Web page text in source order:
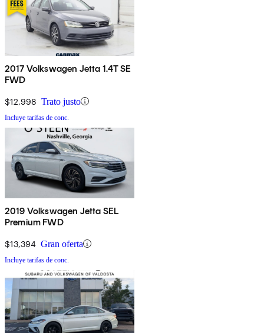
2017 Volkswagen Jetta 1.4T SE
FWD
$12,998 Trato justo
Incluye tarifas de conc.
2019 Volkswagen Jetta SEL
Premium FWD
$13,394 Gran oferta
Incluye tarifas de conc.